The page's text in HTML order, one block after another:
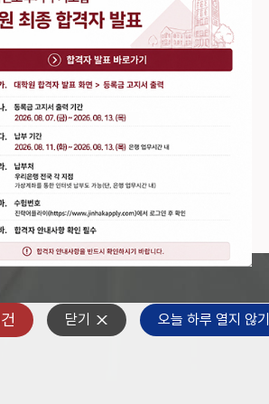
건 닫기 오늘 하루 열지 않기